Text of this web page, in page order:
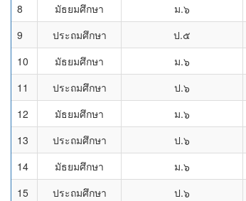
8
มัธยมศึกษา ม.๖
9
ประถมศึกษา ป.๕
10
มัธยมศึกษา ม.๖
11
ประถมศึกษา ป.๖
12
มัธยมศึกษา ม.๖
13
ประถมศึกษา ป.๖
14
มัธยมศึกษา ม.๖
15
ประถมศึกษา ป.๖